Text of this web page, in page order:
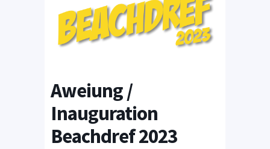
Aweiung /
Inauguration
Beachdref 2023